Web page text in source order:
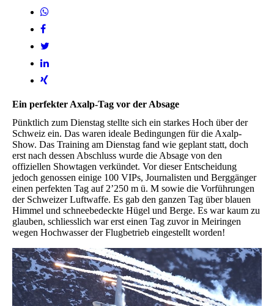
Ein perfekter Axalp-Tag vor der Absage
Pünktlich zum Dienstag stellte sich ein starkes Hoch über der
Schweiz ein. Das waren ideale Bedingungen für die Axalp-
Show. Das Training am Dienstag fand wie geplant statt, doch
erst nach dessen Abschluss wurde die Absage von den
offiziellen Showtagen verkündet. Vor dieser Entscheidung
jedoch genossen einige 100 VIPs, Journalisten und Berggänger
einen perfekten Tag auf 2’250 m ü. M sowie die Vorführungen
der Schweizer Luftwaffe. Es gab den ganzen Tag über blauen
Himmel und schneebedeckte Hügel und Berge. Es war kaum zu
glauben, schliesslich war erst einen Tag zuvor in Meiringen
wegen Hochwasser der Flugbetrieb eingestellt worden!